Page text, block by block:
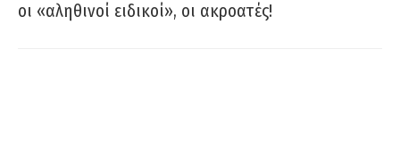
οι «αληθινοί ειδικοί», οι ακροατές!